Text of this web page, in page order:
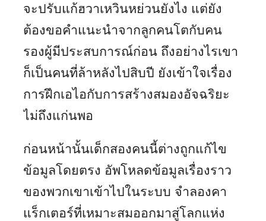
จะปรับแก้ฮวาเหวินหย่วนยังไง แต่ยัง
ต้องขอคำแนะนำจากลูกคนโตกับคน
รองผู้มีประสบการณ์ก่อน ถึงอย่างไรเขา
ก็เป็นคนที่ล้าหลังไปสิบปี ยังเข้าใจเรื่อง
การฝึกเอไอกับการสร้างสมองอัจฉริยะ
ไม่ถึงแก่นพอ
ก่อนหน้านั้นเด็กสองคนนี้ต่างถูกแก้ไข
ข้อมูลโดยตรง อัพโหลดข้อมูลเรื่องราว
ของพวกเขาเข้าไปในระบบ จำลองคา
แร็กเตอร์ที่เหมาะสมออกมาสู่โลกแห่ง